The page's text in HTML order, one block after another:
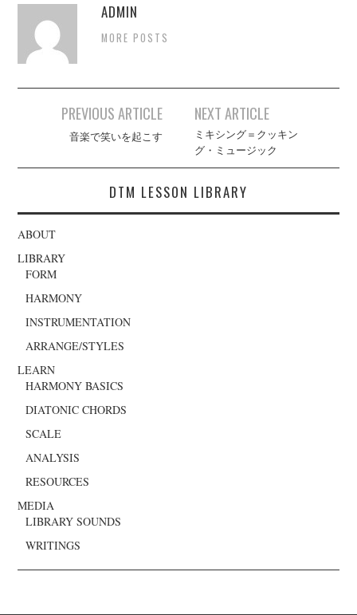
ADMIN
MORE POSTS
navigation
PREVIOUS ARTICLE
音楽で笑いを起こす
NEXT ARTICLE
ミキシング＝クッキン
グ・ミュージック
DTM LESSON LIBRARY
ABOUT
LIBRARY
FORM
HARMONY
INSTRUMENTATION
ARRANGE/STYLES
LEARN
HARMONY BASICS
DIATONIC CHORDS
SCALE
ANALYSIS
RESOURCES
MEDIA
LIBRARY SOUNDS
WRITINGS